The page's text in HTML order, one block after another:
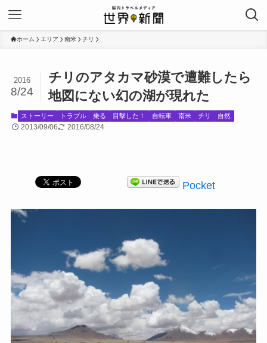
ホーム エリア 南米 チリ
チリのアタカマ砂漠で遭難したら
地図にない幻の湖が現れた
2016
8/24
ストーリー トラブル 乗る 目撃した！ 自転車 南米 チリ 自然
2013/09/06 2016/08/24
Pocket